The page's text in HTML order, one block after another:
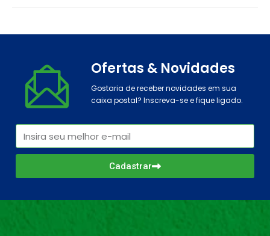
Ofertas & Novidades
Gostaria de receber novidades em sua
caixa postal? Inscreva-se e fique ligado.
Cadastrar